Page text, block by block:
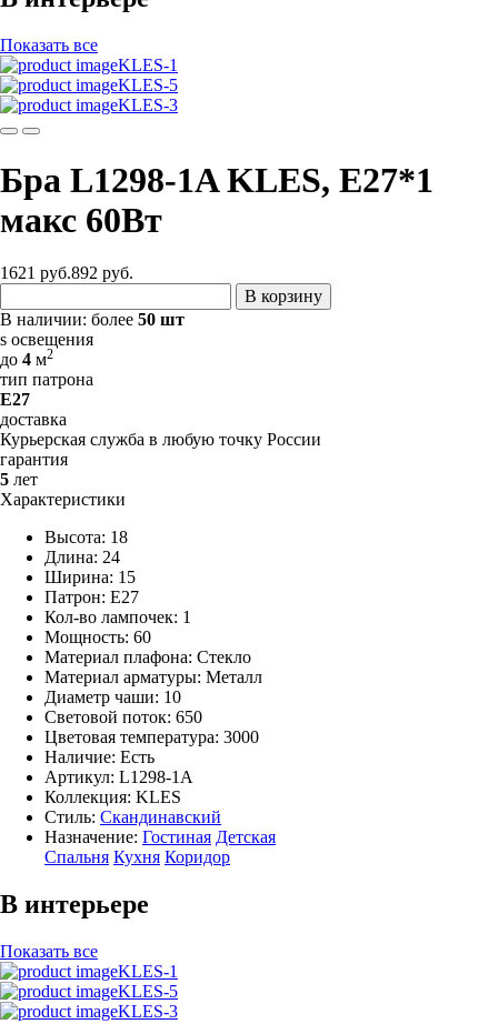
Показать все
KLES-1
KLES-5
KLES-3
Бра L1298-1A KLES, Е27*1
макс 60Вт
1621 руб.892 руб.
В корзину
В наличии: более 50 шт
s освещения
до 4 м2
тип патрона
E27
доставка
Курьерская служба в любую точку России
гарантия
5 лет
Характеристики
Высота: 18
Длина: 24
Ширина: 15
Патрон: E27
Кол-во лампочек: 1
Мощность: 60
Материал плафона: Стекло
Материал арматуры: Металл
Диаметр чаши: 10
Световой поток: 650
Цветовая температура: 3000
Наличие: Есть
Артикул: L1298-1A
Коллекция: KLES
Стиль: Скандинавский
Назначение: Гостиная Детская
Спальня Кухня Коридор
В интерьере
Показать все
KLES-1
KLES-5
KLES-3